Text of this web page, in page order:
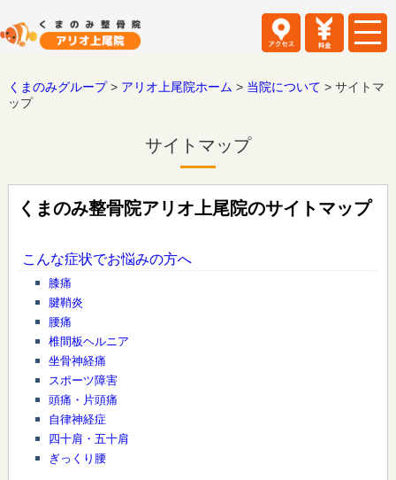
くまのみグループ> アリオ上尾院ホーム > 当院について > サイトマ
ップ
サイトマップ
くまのみ整骨院アリオ上尾院のサイトマップ
こんな症状でお悩みの方へ
膝痛
腱鞘炎
腰痛
椎間板ヘルニア
坐骨神経痛
スポーツ障害
頭痛・片頭痛
自律神経症
四十肩・五十肩
ぎっくり腰